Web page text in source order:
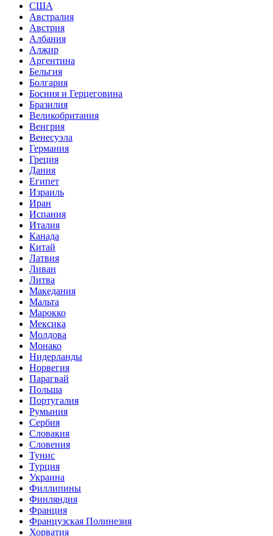
США
Австралия
Австрия
Албания
Алжир
Аргентина
Бельгия
Болгария
Босния и Герцеговина
Бразилия
Великобритания
Венгрия
Венесуэла
Германия
Греция
Дания
Египет
Израиль
Иран
Испания
Италия
Канада
Китай
Латвия
Ливан
Литва
Македания
Мальта
Марокко
Мексика
Молдова
Монако
Нидерланды
Норвегия
Парагвай
Польша
Португалия
Румыния
Сербия
Словакия
Словения
Тунис
Турция
Украина
Филлипины
Финляндия
Франция
Французская Полинезия
Хорватия